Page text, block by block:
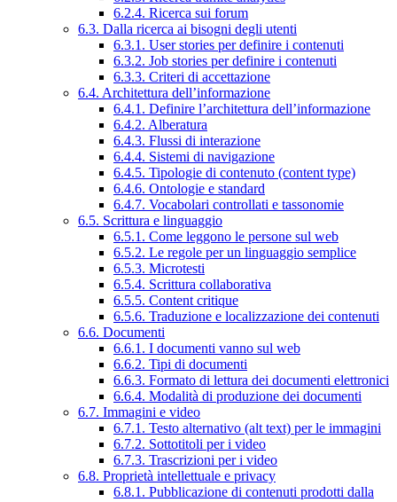
6.2.4. Ricerca sui forum
6.3. Dalla ricerca ai bisogni degli utenti
6.3.1. User stories per definire i contenuti
6.3.2. Job stories per definire i contenuti
6.3.3. Criteri di accettazione
6.4. Architettura dell’informazione
6.4.1. Definire l’architettura dell’informazione
6.4.2. Alberatura
6.4.3. Flussi di interazione
6.4.4. Sistemi di navigazione
6.4.5. Tipologie di contenuto (content type)
6.4.6. Ontologie e standard
6.4.7. Vocabolari controllati e tassonomie
6.5. Scrittura e linguaggio
6.5.1. Come leggono le persone sul web
6.5.2. Le regole per un linguaggio semplice
6.5.3. Microtesti
6.5.4. Scrittura collaborativa
6.5.5. Content critique
6.5.6. Traduzione e localizzazione dei contenuti
6.6. Documenti
6.6.1. I documenti vanno sul web
6.6.2. Tipi di documenti
6.6.3. Formato di lettura dei documenti elettronici
6.6.4. Modalità di produzione dei documenti
6.7. Immagini e video
6.7.1. Testo alternativo (alt text) per le immagini
6.7.2. Sottotitoli per i video
6.7.3. Trascrizioni per i video
6.8. Proprietà intellettuale e privacy
6.8.1. Pubblicazione di contenuti prodotti dalla